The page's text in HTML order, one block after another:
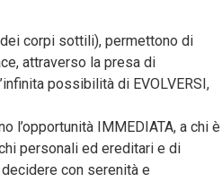
corpi sottili), permettono di
attraverso la presa di
possibilità di EVOLVERSI,
IMMEDIATA, a chi è
personali ed ereditari e di
con serenità e